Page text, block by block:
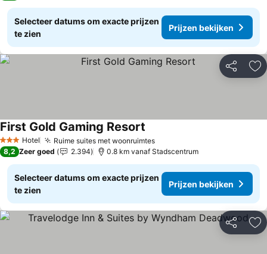
Selecteer datums om exacte prijzen
te zien
Prijzen bekijken
Delen
3 SterrenHotel Ruime suites met woonruimtesPrijzen bekijken
First Gold Gaming Resort
8,2 Zeer goed 2.394 0.8 km vanaf Stadscentrum
Selecteer datums om exacte prijzen
te zien
Prijzen bekijken
Delen